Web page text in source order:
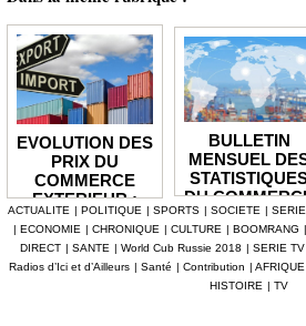
EVOLUTION DES
PRIX DU
COMMERCE
EXTERIEUR :
Les prix des
produits
importés en
hausse de 3,1%
BULLETIN
MENSUEL
DU
EXTERIEUR :
déficit
commercial se
creuse à -13,3
milliards en mai
ACTUALITE | POLITIQUE | SPORTS | SOCIETE | SERIE
| ECONOMIE | CHRONIQUE | CULTURE | BOOMRANG |
DIRECT | SANTE | World Cub Russie 2018 | SERIE
Radios d’Ici et d’Ailleurs | Santé | Contribution | AFRIQUE
HISTOIRE | TV